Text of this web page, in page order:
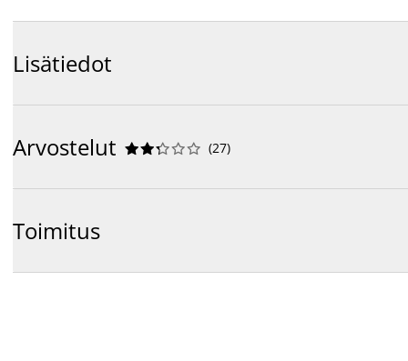
Lisätiedot
Arvostelut 




 (27)
Toimitus